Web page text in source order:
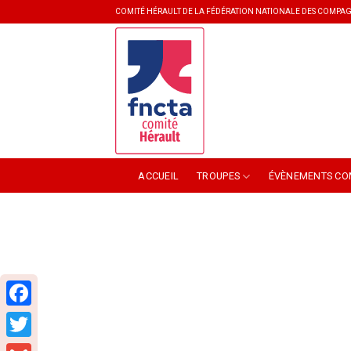
to
COMITÉ HÉRAULT DE LA FÉDÉRATION NATIONALE DES
ACCUEIL TROUPES ÉVÈNEMENTS
Facebook